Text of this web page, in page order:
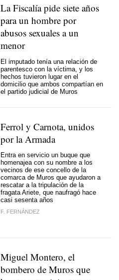
La Fiscalía pide siete años
para un hombre por
abusos sexuales a un
menor
El imputado tenía una relación de
parentesco con la víctima, y los
hechos tuvieron lugar en el
domicilio que ambos compartían en
el partido judicial de Muros
Ferrol y Carnota, unidos
por la Armada
Entra en servicio un buque que
homenajea con su nombre a los
vecinos de ese concello de la
comarca de Muros que ayudaron a
rescatar a la tripulación de la
fragata Ariete, que naufragó hace
casi sesenta años
F. FERNÁNDEZ
Miguel Montero, el
bombero de Muros que